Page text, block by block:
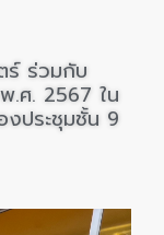
ร์ ร่วมกับ
.ศ. 2567 ใน
ประชุมชั้น 9